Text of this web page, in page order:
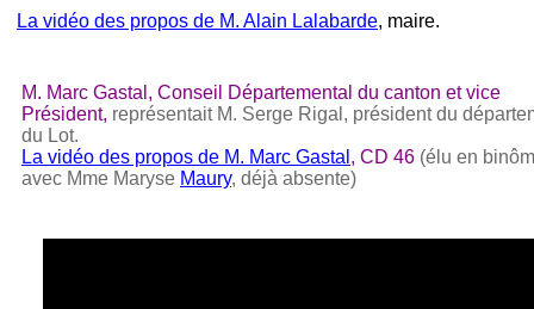
La vidéo des propos de M. Alain Lalabarde, maire.
M. Marc Gastal, Conseil Départemental du canton et vice
Président, représentait M. Serge Rigal, président du
du Lot.
La vidéo des propos de M. Marc Gastal , CD 46 (élu en
avec Mme Maryse Maury, déjà absente) ‎